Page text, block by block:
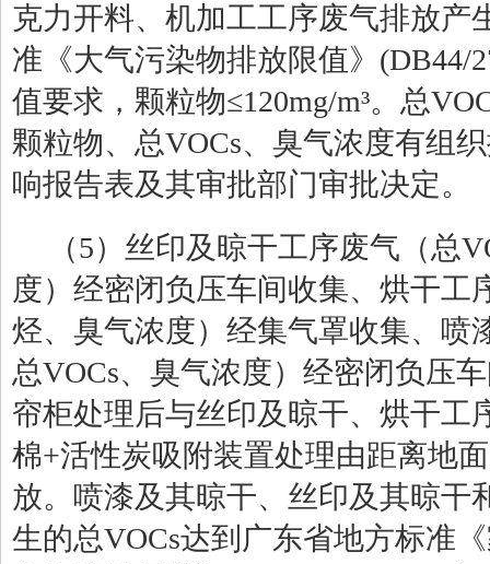
克力开料、机加工工序废气排放产
准《大气污染物排放限值》 (DB44/
值要求，颗粒物≤120mg/m³。总
颗粒物、总VOCs、臭气浓度有组
响报告表及其审批部门审批决定。
（5）丝印及晾干工序废气（总
度）经密闭负压车间收集、烘干工
烃、臭气浓度）经集气罩收集、喷
总VOCs、臭气浓度）经密闭负压
帘柜处理后与丝印及晾干、烘干工
棉+活性炭吸附装置处理由距离地面
放。喷漆及其晾干、丝印及其晾干
生的总VOCs达到广东省地方标准